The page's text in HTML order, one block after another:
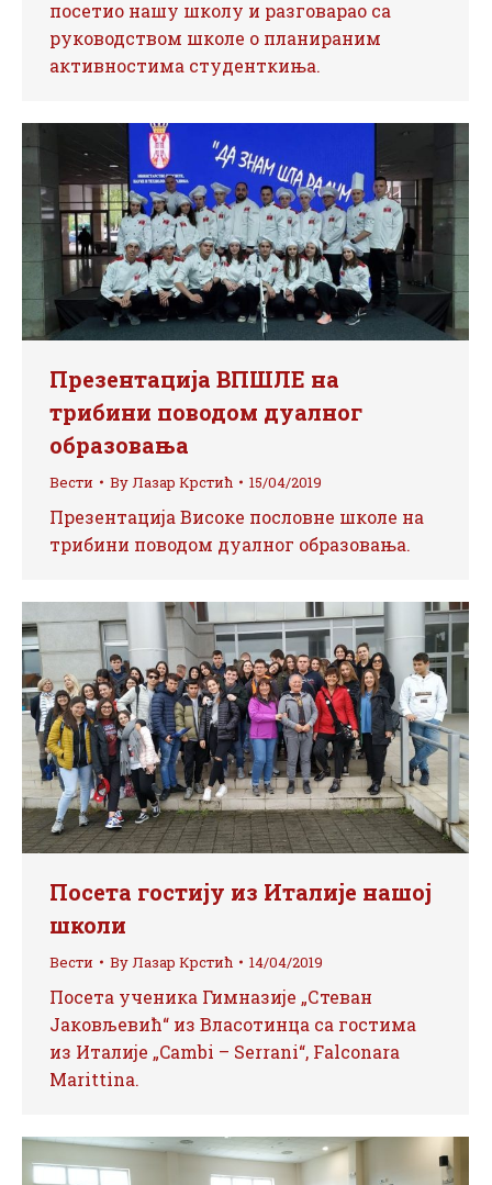
посетио нашу школу и разговарао са
руководством школе о планираним
активностима студенткиња.
Презентација ВПШЛЕ на
трибини поводом дуалног
образовања
Вести ByЛазар Крстић 15/04/2019
Презентација Високе пословне школе на
трибини поводом дуалног образовања.
Посета гостију из Италије нашој
школи
Вести ByЛазар Крстић 14/04/2019
Посета ученика Гимназије „Стеван
Јаковљевић“ из Власотинца са гостима
из Италије „Cambi – Serrani“, Falconara
Marittina.